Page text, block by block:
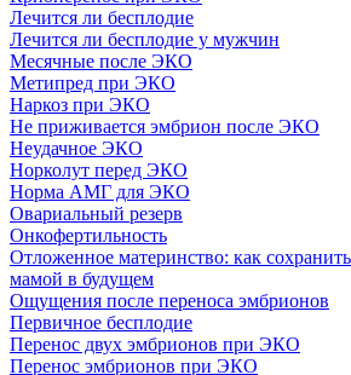
Лечится ли бесплодие
Лечится ли бесплодие у мужчин
Месячные после ЭКО
Метипред при ЭКО
Наркоз при ЭКО
Не приживается эмбрион после ЭКО
Неудачное ЭКО
Норколут перед ЭКО
Норма АМГ для ЭКО
Овариальный резерв
Онкофертильность
Отложенное материнство: как
мамой в будущем
Ощущения после переноса эмбрионов
Первичное бесплодие
Перенос двух эмбрионов при ЭКО
Перенос эмбрионов при ЭКО